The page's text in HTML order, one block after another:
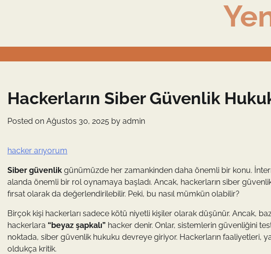
Hackerların Siber Güvenlik
Posted on Ağustos 30, 2025 by admin
hacker arıyorum
Siber güvenlik günümüzde her zamankinden daha önemli bir konu.
alanda önemli bir rol oynamaya başladı. Ancak, hackerların siber
fırsat olarak da değerlendirilebilir. Peki, bu nasıl mümkün olabilir?
Birçok kişi hackerları sadece kötü niyetli kişiler olarak düşünür. Ancak,
hackerlara “beyaz şapkalı” hacker denir. Onlar, sistemlerin güvenliğini
noktada, siber güvenlik hukuku devreye giriyor. Hackerların faaliyetleri,
oldukça kritik.